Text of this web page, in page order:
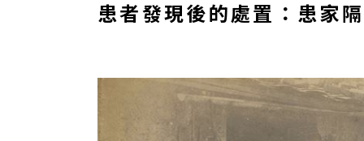
患者發現後的處置：患家